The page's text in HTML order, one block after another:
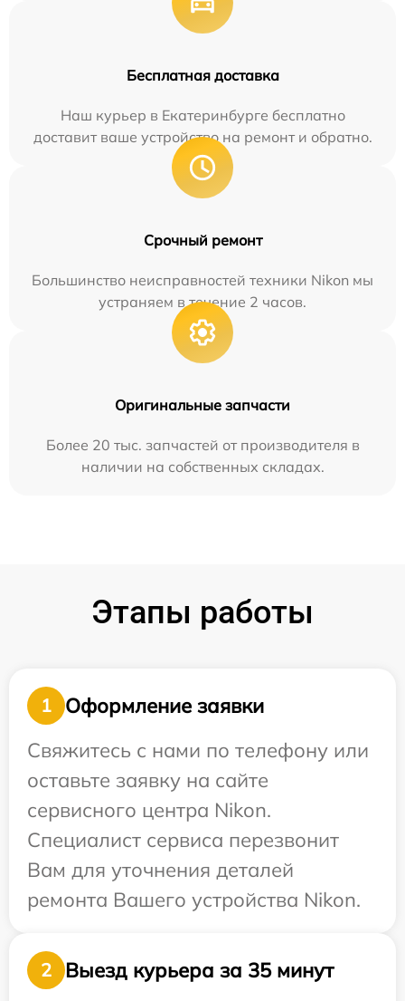
Бесплатная доставка
Наш курьер в Екатеринбурге бесплатно
доставит ваше устройство на ремонт и обратно.
Срочный ремонт
Большинство неисправностей техники Nikon мы
устраняем в течение 2 часов.
Оригинальные запчасти
Более 20 тыс. запчастей от производителя в
наличии на собственных складах.
Этапы работы
1
Оформление заявки
Свяжитесь с нами по телефону или
оставьте заявку на сайте
сервисного центра Nikon.
Специалист сервиса перезвонит
Вам для уточнения деталей
ремонта Вашего устройства Nikon.
2
Выезд курьера за 35 минут